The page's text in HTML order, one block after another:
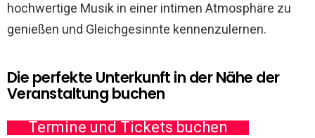
hochwertige Musik in einer intimen Atmosphäre zu
genießen und Gleichgesinnte kennenzulernen.
Die perfekte Unterkunft in der Nähe der
Veranstaltung buchen
Termine und Tickets buchen